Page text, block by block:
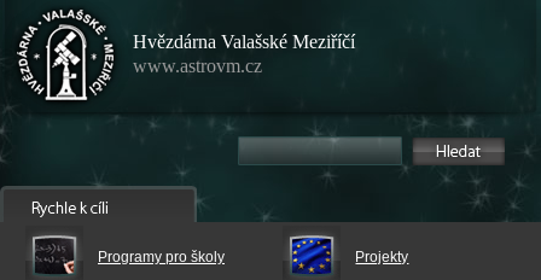
Hvězdárna Valašské Meziříčí
www.astrovm.cz
Programy pro školy Projekty